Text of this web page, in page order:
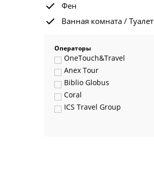
Фен
Ванная комната / Туалет
Операторы
OneTouch&Travel
Anex Tour
Biblio Globus
Coral
ICS Travel Group